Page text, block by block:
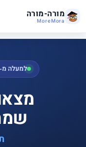
מורה-מורה
MoreMora
למעלה מ‑1,240 מורים פעילים השבוע